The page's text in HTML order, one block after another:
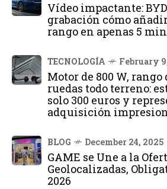
Vídeo impactante:
grabación cómo
rango en apenas 5
TECNOLOGÍA February
Motor de 800 W, rango
ruedas todo terreno:
solo 300 euros y
adquisición
BLOG December 24, 2025
GAME se Une a la
Geolocalizadas,
2026